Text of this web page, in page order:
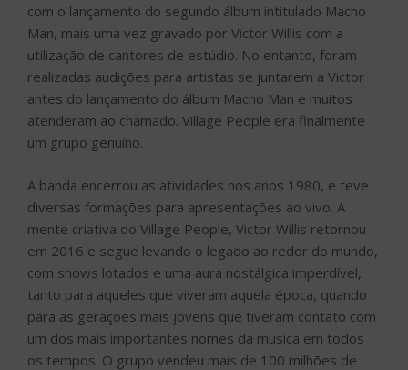
com o lançamento do segundo álbum intitulado Macho
Man, mais uma vez gravado por Victor Willis com a
utilização de cantores de estúdio. No entanto, foram
realizadas audições para artistas se juntarem a Victor
antes do lançamento do álbum Macho Man e muitos
atenderam ao chamado. Village People era finalmente
um grupo genuíno.
A banda encerrou as atividades nos anos 1980, e teve
diversas formações para apresentações ao vivo. A
mente criativa do Village People, Victor Willis retornou
em 2016 e segue levando o legado ao redor do mundo,
com shows lotados e uma aura nostálgica imperdível,
tanto para aqueles que viveram aquela época, quando
para as gerações mais jovens que tiveram contato com
um dos mais importantes nomes da música em todos
os tempos. O grupo vendeu mais de 100 milhões de